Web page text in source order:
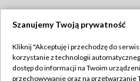
Szanujemy Twoją prywatność
Kliknij "Akceptuję i przechodzę do
korzystanie z technologii
dostęp do informacji na Twoim
przechowywanie oraz na przetwarzanie